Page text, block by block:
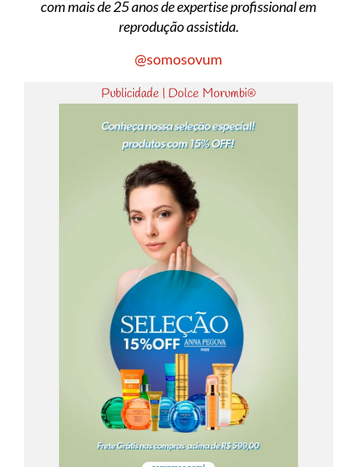
com mais de 25 anos de expertise profissional em
reprodução assistida.
@somosovum
Publicidade | Dolce Morumbi®